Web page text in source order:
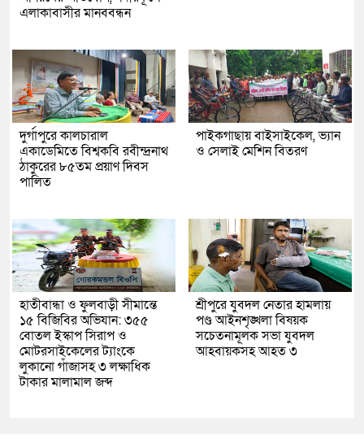
এলাকাবাসীর মানববন্ধন
দুর্গাপুরে কালচারাল
একাডেমিতে বিশ্বকবি রবীন্দ্রনাথ
ঠাকুরের ৮৫তম প্রয়াণ দিবস
পালিত
পাইকগাছায় বাইসাইকেল, ভ্যান
ও সেলাই মেশিন বিতরণ
হাতীবান্ধা ও ফুলবাড়ী সীমান্তে
১৫ বিজিবির অভিযান: ৩৫৫
বোতল ইস্কাপ সিরাপ ও
মোটরসাইকেলের ট্যাংকে
লুকানো গাঁজাসহ ৩ লক্ষাধিক
টাকার মালামাল জব্দ
শ্রীপুরে যুবদল নেতার হামলায়
পণ্ড আইনশৃঙ্খলা বিষয়ক
সচেতনামূলক সভা যুবদল
আহবায়কসহ আহত ৩